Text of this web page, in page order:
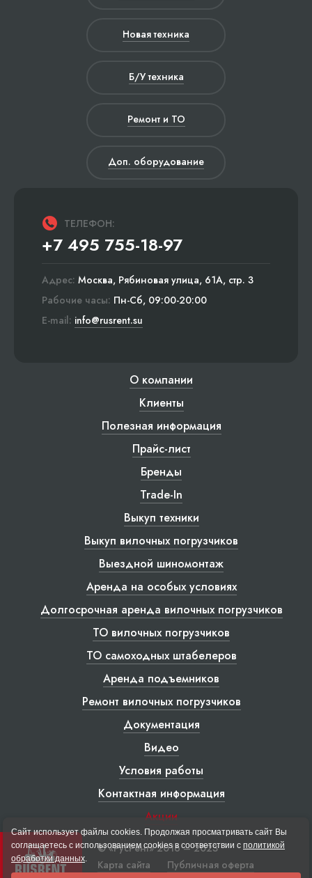
Новая техника
Б/У техника
Ремонт и ТО
Доп. оборудование
ТЕЛЕФОН:
+7 495 755-18-97
Адрес: Москва, Рябиновая улица, 61А, стр. 3
Рабочие часы: Пн-Сб, 09:00-20:00
E-mail: info@rusrent.su
О компании
Клиенты
Полезная информация
Прайс-лист
Бренды
Trade-In
Выкуп техники
Выкуп вилочных погрузчиков
Выездной шиномонтаж
Аренда на особых условиях
Долгосрочная аренда вилочных погрузчиков
ТО вилочных погрузчиков
ТО самоходных штабелеров
Аренда подъемников
Ремонт вилочных погрузчиков
Документация
Видео
Условия работы
Контактная информация
Акции
© «РусРент» 2016 – 2023
Карта сайта
Публичная оферта
Сайт использует файлы cookies. Продолжая просматривать сайт Вы
соглашаетесь с использованием cookies в соответствии с политикой
обработки данных.